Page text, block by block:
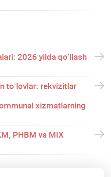
2026 yilda qoʻllash
toʻlovlar: rekvizitlar
хizmatlarning
PHBM va MIX